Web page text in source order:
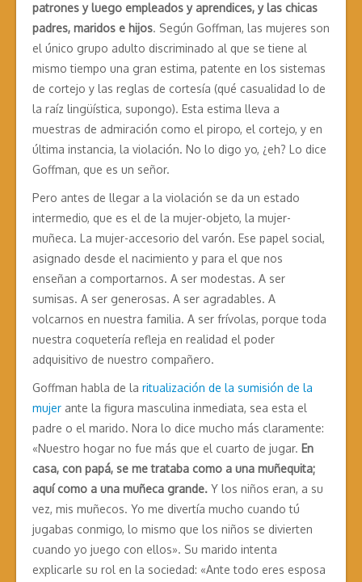
patrones y luego empleados y aprendices, y las chicas
padres, maridos e hijos. Según Goffman, las mujeres son
el único grupo adulto discriminado al que se tiene al
mismo tiempo una gran estima, patente en los sistemas
de cortejo y las reglas de cortesía (qué casualidad lo de
la raíz lingüística, supongo). Esta estima lleva a
muestras de admiración como el piropo, el cortejo, y en
última instancia, la violación. No lo digo yo, ¿eh? Lo dice
Goffman, que es un señor.
Pero antes de llegar a la violación se da un estado
intermedio, que es el de la mujer-objeto, la mujer-
muñeca. La mujer-accesorio del varón. Ese papel social,
asignado desde el nacimiento y para el que nos
enseñan a comportarnos. A ser modestas. A ser
sumisas. A ser generosas. A ser agradables. A
volcarnos en nuestra familia. A ser frívolas, porque toda
nuestra coquetería refleja en realidad el poder
adquisitivo de nuestro compañero.
Goffman habla de la ritualización de la sumisión de la
mujer ante la figura masculina inmediata, sea esta el
padre o el marido. Nora lo dice mucho más claramente:
«Nuestro hogar no fue más que el cuarto de jugar. En
casa, con papá, se me trataba como a una muñequita;
aquí como a una muñeca grande. Y los niños eran, a su
vez, mis muñecos. Yo me divertía mucho cuando tú
jugabas conmigo, lo mismo que los niños se divierten
cuando yo juego con ellos». Su marido intenta
explicarle su rol en la sociedad: «Ante todo eres esposa